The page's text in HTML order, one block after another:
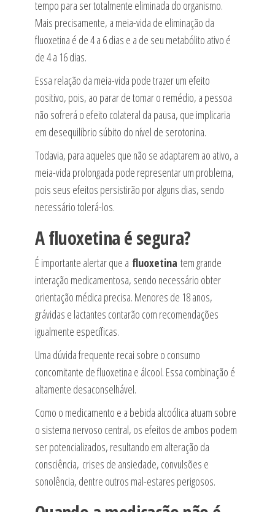
tempo para ser totalmente eliminada do organismo.
Mais precisamente, a meia-vida de eliminação da
fluoxetina é de 4 a 6 dias e a de seu metabólito ativo é
de 4 a 16 dias.
Essa relação da meia-vida pode trazer um efeito
positivo, pois, ao parar de tomar o remédio, a pessoa
não sofrerá o efeito colateral da pausa, que implicaria
em desequilíbrio súbito do nível de serotonina.
Todavia, para aqueles que não se adaptarem ao ativo, a
meia-vida prolongada pode representar um problema,
pois seus efeitos persistirão por alguns dias, sendo
necessário tolerá-los.
A fluoxetina é segura?
É importante alertar que a fluoxetina tem grande
interação medicamentosa, sendo necessário obter
orientação médica precisa. Menores de 18 anos,
grávidas e lactantes contarão com recomendações
igualmente específicas.
Uma dúvida frequente recai sobre o consumo
concomitante de fluoxetina e álcool. Essa combinação é
altamente desaconselhável.
Como o medicamento e a bebida alcoólica atuam sobre
o sistema nervoso central, os efeitos de ambos podem
ser potencializados, resultando em alteração da
consciência, crises de ansiedade, convulsões e
sonolência, dentre outros mal-estares perigosos.